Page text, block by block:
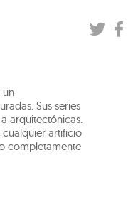
un
Sus series
arquitectónicas.
artificio
completamente